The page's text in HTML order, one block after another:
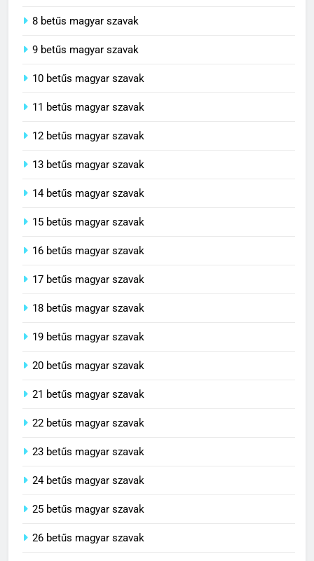
8 betűs magyar szavak
9 betűs magyar szavak
10 betűs magyar szavak
11 betűs magyar szavak
12 betűs magyar szavak
13 betűs magyar szavak
14 betűs magyar szavak
15 betűs magyar szavak
16 betűs magyar szavak
17 betűs magyar szavak
18 betűs magyar szavak
19 betűs magyar szavak
20 betűs magyar szavak
21 betűs magyar szavak
22 betűs magyar szavak
23 betűs magyar szavak
24 betűs magyar szavak
25 betűs magyar szavak
26 betűs magyar szavak